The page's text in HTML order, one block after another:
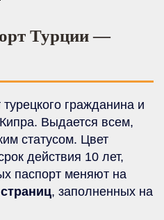
Турции —
гражданина и
Выдается всем,
статусом. Цвет
действия 10 лет,
паспорт меняют на
, заполненных на